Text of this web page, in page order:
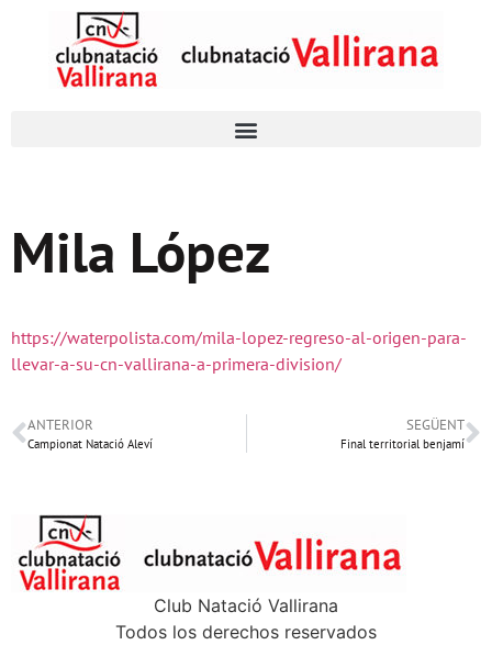
Mila López
https://waterpolista.com/mila-lopez-regreso-al-origen-para-
llevar-a-su-cn-vallirana-a-primera-division/
ANTERIOR
Campionat Natació Aleví
SEGÜENT
Final territorial benjamí
Club Natació Vallirana
Todos los derechos reservados